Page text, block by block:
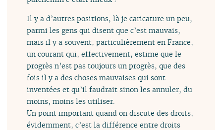
Il y a d’autres positions, là je caricature un peu,
parmi les gens qui disent que c’est mauvais,
mais il y a souvent, particulièrement en France,
un courant qui, effectivement, estime que le
progrès n’est pas toujours un progrès, que des
fois il y a des choses mauvaises qui sont
inventées et qu’il faudrait sinon les annuler, du
moins, moins les utiliser.
Un point important quand on discute des droits,
évidemment, c’est la différence entre droits